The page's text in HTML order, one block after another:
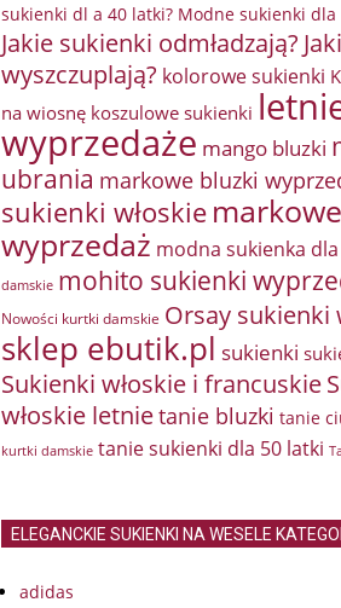
sukienki dl a 40 latki? Modne sukienki
Jakie sukienki odmładzają?
wyszczuplają? kolorowe sukienki
na wiosnę koszulowe sukienki
wyprzedaże mango bluzki
ubrania markowe bluzki
sukienki włoskie
wyprzedaż modna sukienka
damskie mohito sukienki
Nowości kurtki damskie Orsay sukienki
sklep ebutik.pl sukienki
Sukienki włoskie i francuskie
włoskie letnietanie bluzki tanie
kurtki damskie tanie sukienki dla 50 latki
ELEGANCKIE SUKIENKI NA WESELE
adidas